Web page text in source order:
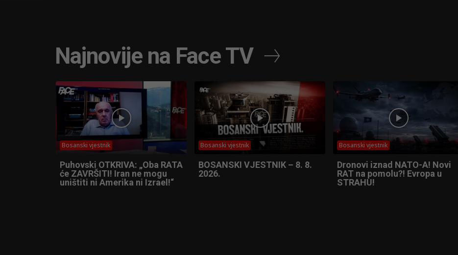
Najnovije na Face TV
Bosanski vjestnik
Puhovski OTKRIVA: „Oba RATA
će ZAVRŠITI! Iran ne mogu
uništiti ni Amerika ni Izrael!“
Bosanski vjestnik
BOSANSKI VJESTNIK – 8. 8.
2026.
Bosanski vjestnik
Dronovi iznad NATO-A! Novi
RAT na pomolu?! Evropa u
STRAHU!